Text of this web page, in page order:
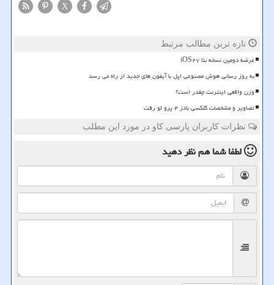
X
تازه ترین مطالب مرتبط
عرضه دومین نسخه بتا iOS۲۷
به روز رسانی هوش مصنوعی اپل با آیفون های جدید از راه می رسد
وزن واقعی اینترنت چقدر است؟
تصاویر و مشخصات گلکسی بادز ۴ پرو لو رفت
نظرات کاربران پارسی کاو در مورد این مطلب
لطفا شما همنظر دهید